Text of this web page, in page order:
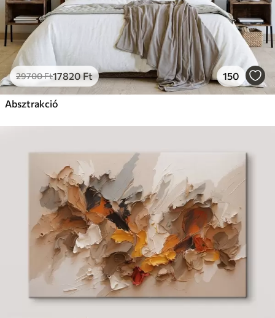
29700Ft17820Ft 150
Absztrakció